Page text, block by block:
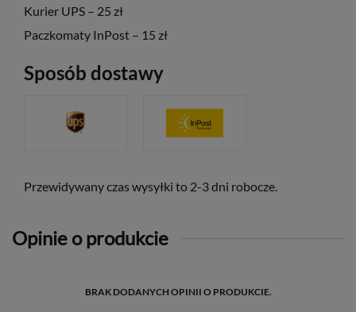
Kurier UPS – 25 zł
Paczkomaty InPost – 15 zł
Sposób dostawy
Przewidywany czas wysyłki to 2-3 dni robocze.
Opinie o produkcie
BRAK DODANYCH OPINII O PRODUKCIE.